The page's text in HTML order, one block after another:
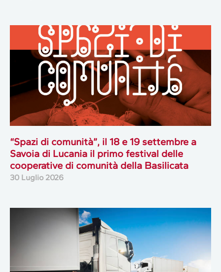
“Spazi di comunità”, il 18 e 19 settembre a
Savoia di Lucania il primo festival delle
cooperative di comunità della Basilicata
30 Luglio 2026